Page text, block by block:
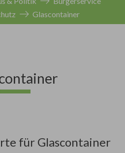
Glascontainer
für Glascontainer